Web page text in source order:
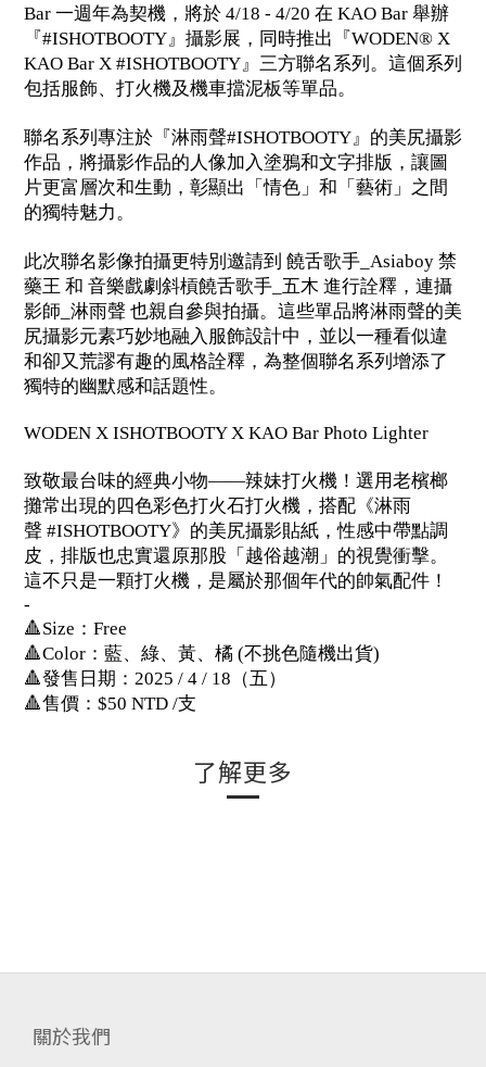
Bar 一週年為契機，將於 4/18 - 4/20 在 KAO Bar 舉辦
『#ISHOTBOOTY』攝影展，同時推出『WODEN® X
KAO Bar X #ISHOTBOOTY』三方聯名系列。這個系列
包括服飾、打火機及機車擋泥板等單品。
聯名系列專注於『淋雨聲#ISHOTBOOTY』的美尻攝影
作品，將攝影作品的人像加入塗鴉和文字排版，讓圖
片更富層次和生動，彰顯出「情色」和「藝術」之間
的獨特魅力。
此次聯名影像拍攝更特別邀請到 饒舌歌手_Asiaboy 禁
藥王 和 音樂戲劇斜槓饒舌歌手_五木 進行詮釋，連攝
影師_淋雨聲 也親自參與拍攝。這些單品將淋雨聲的美
尻攝影元素巧妙地融入服飾設計中，並以一種看似違
和卻又荒謬有趣的風格詮釋，為整個聯名系列增添了
獨特的幽默感和話題性。
WODEN X ISHOTBOOTY X KAO Bar Photo Lighter
致敬最台味的經典小物——辣妹打火機！選用老檳榔
攤常出現的四色彩色打火石打火機，搭配《淋雨
聲 #ISHOTBOOTY》的美尻攝影貼紙，性感中帶點調
皮，排版也忠實還原那股「越俗越潮」的視覺衝擊。
這不只是一顆打火機，是屬於那個年代的帥氣配件！
-
🔺Size：Free
🔺Color：藍、綠、黃、橘 (不挑色隨機出貨)
🔺發售日期：2025 / 4 / 18（五）
🔺售價：$50 NTD /支
了解更多
關於我們